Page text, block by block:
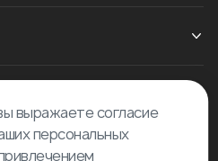
выражаете согласие
персональных